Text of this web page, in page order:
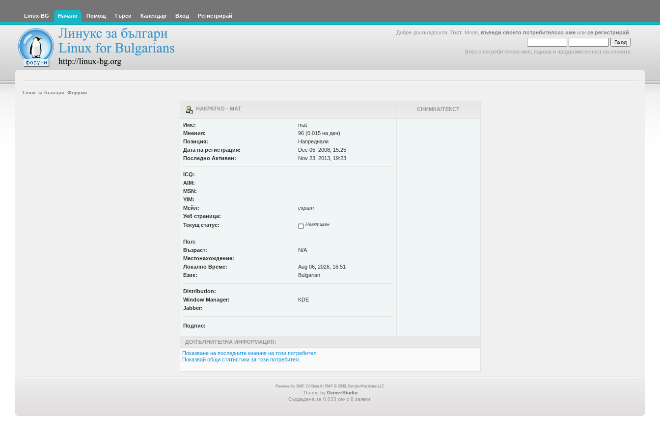
Linux-BG Начало Помощ Търси Календар Вход Регистрирай
Добре дошъл/дошла, Гост . Моля, въведи своето потребителско име или се регистрирай
Влез с потребителско име, парола и продължителност на сесията
Linux за българи: Форуми
НАКРАТКО - MAT СНИМКА/ТЕКСТ
Име:
mat
Мнения:
96 (0.015 на ден)
Позиция:
Напреднали
Дата на регистрация:
Dec 05, 2008, 15:25
Последно Активен:
Nov 23, 2013, 19:23
ICQ:
AIM:
MSN:
YIM:
Мейл:
скрит
Уеб страница:
Текущ статус:
Неактивен
Пол:
Възраст:
N/A
Местонахождение:
Локално Време:
Aug 06, 2026, 16:51
Език:
Bulgarian
Distribution:
Window Manager:
KDE
Jabber:
Подпис:
ДОПЪЛНИТЕЛНА ИНФОРМАЦИЯ:
Показване на последните мнения на този потребител.
Показвай общи статистики за този потребител.
Powered by SMF 2.0 Beta 4 SMF © 2006, Simple Machines LLC
Theme by DzinerStudio
Създадена за 0.033 сек с 8 заявки.